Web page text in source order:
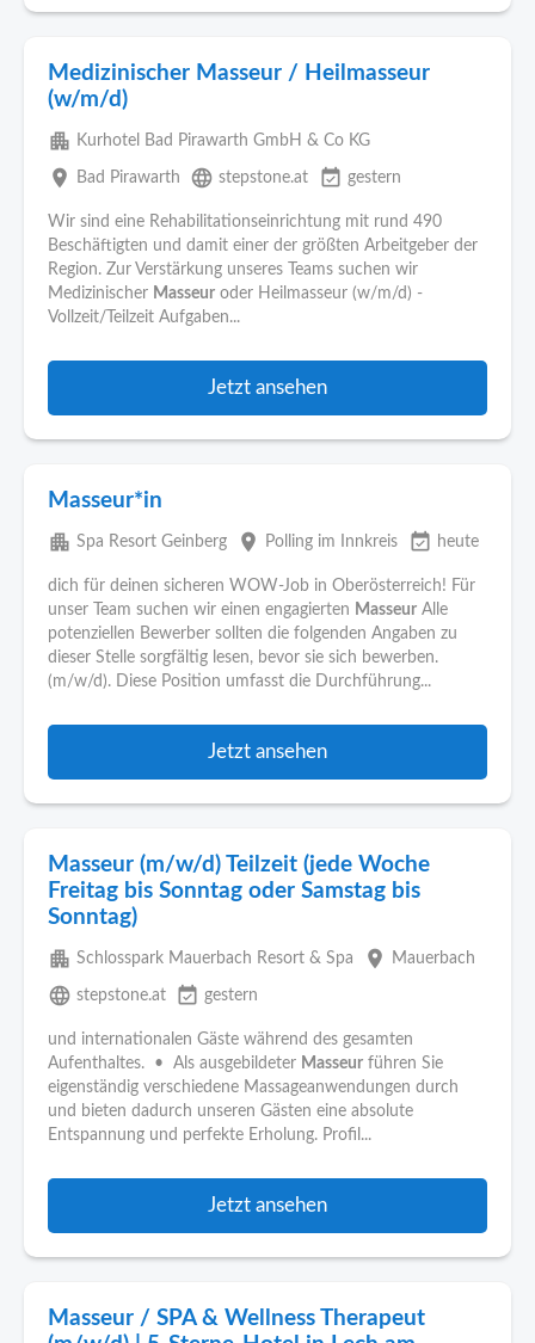
Medizinischer Masseur / Heilmasseur
(w/m/d)
apartment Kurhotel Bad Pirawarth GmbH & Co KG
place Bad Pirawarth language stepstone.at event_available gestern
Wir sind eine Rehabilitationseinrichtung mit rund 490
Beschäftigten und damit einer der größten Arbeitgeber der
Region. Zur Verstärkung unseres Teams suchen wir
Medizinischer Masseur oder Heilmasseur (w/m/d) -
Vollzeit/Teilzeit Aufgaben...
Jetzt ansehen
Masseur*in
apartment Spa Resort Geinberg place Polling im Innkreis event_available heute
dich für deinen sicheren WOW-Job in Oberösterreich! Für
unser Team suchen wir einen engagierten Masseur Alle
potenziellen Bewerber sollten die folgenden Angaben zu
dieser Stelle sorgfältig lesen, bevor sie sich bewerben.
(m/w/d). Diese Position umfasst die Durchführung...
Jetzt ansehen
Masseur (m/w/d) Teilzeit (jede Woche
Freitag bis Sonntag oder Samstag bis
Sonntag)
apartment Schlosspark Mauerbach Resort & Spa place Mauerbach
language stepstone.at event_available gestern
und internationalen Gäste während des gesamten
Aufenthaltes. • Als ausgebildeter Masseur führen Sie
eigenständig verschiedene Massageanwendungen durch
und bieten dadurch unseren Gästen eine absolute
Entspannung und perfekte Erholung. Profil...
Jetzt ansehen
Masseur / SPA & Wellness Therapeut